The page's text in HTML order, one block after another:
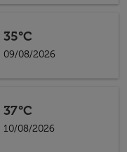
35°C
09/08/2026
37°C
10/08/2026